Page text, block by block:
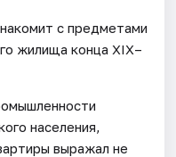
с предметами
жилища конца XIX–
населения,
выражал не